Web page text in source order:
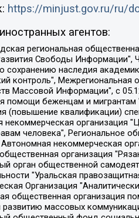
https://minjust.gov.ru/ru/
агентов:
организация помощи беженцам и мигрантам "Гражданское содействие", Негосударственное образовательное учреждение дополнительного профессионального образования (повышение квалификации) специалистов "АКАДЕМИЯ ПО ПРАВАМ ЧЕЛОВЕКА", Свердловская региональная общественная организация "Сутяжник", Автономная некоммерческая организация "Центр независимых социологических исследований", Союз общественных объединений "Российский исследовательский центр по правам человека", Региональное общественное учреждение научно-информационный центр "МЕМОРИАЛ", Некоммерческая организация "Фонд защиты гласности", Автономная некоммерческая организация "Институт прав человека", Городская общественная организация "Екатеринбургское общество "МЕМОРИАЛ", Городская общественная организация "Рязанское историко-просветительское и правозащитное общество "Мемориал" (Рязанский Мемориал), Челябинский региональный орган общественной самодеятельности – женское общественное объединение "Женщины Евразии", Челябинский региональный орган общественной самодеятельности "Уральская правозащитная группа", Фонд содействия защите здоровья и социальной справедливости имени Андрея Рылькова, Автономная Некоммерческая Организация "Аналитический Центр Юрия Левады", Автономная некоммерческая организация социальной поддержки населения "Проект Апрель", Региональная общественная организация помощи женщинам и детям, находящимся в кризисной ситуации "Информационно-методический центр "Анна", Фонд содействия развитию массовых коммуникаций и правовому просвещению "Так-так-Так", Фонд содействия устойчивому развитию "Серебряная тайга", Свердловский региональный общественный фонд социальных проектов "Новое время", "Idel.Реалии", Кавказ.Реалии, Крым.Реалии, Телеканал Настоящее Время, Татаро-башкирская служба Радио Свобода (Azatliq Radiosi), Радио Свободная Европа/Радио Свобода (PCE/PC), "Сибирь.Реалии", "Фактограф",